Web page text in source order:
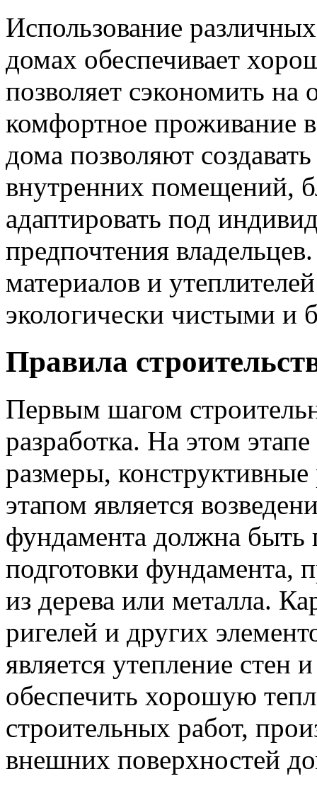
Использование
домах обеспечивает
позволяет сэкономить на
комфортное проживание
дома позволяют
внутренних помещений,
адаптировать под
предпочтения
материалов и
экологически чистыми и
Правила
Первым шагом
разработка. На этом
размеры,
этапом является
фундамента должна
подготовки фундамента,
из дерева или металла.
ригелей и других
является утепление
обеспечить хорошую
строительных работ,
внешних поверхностей